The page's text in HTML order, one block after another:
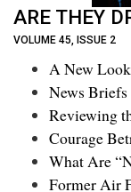
ARE THEY
VOLUME 45, ISSUE 2
A New
News Briefs
Reviewing
Courage
What Are
Former Air